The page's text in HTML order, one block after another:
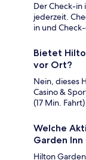
Der Check-in
jederzeit.
in und
Bietet
vor Ort?
Nein, dieses
Casino &
(17 Min.
Welche
Garden
Hilton